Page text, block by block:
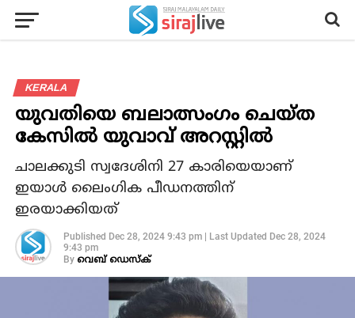
KERALA
യുവതിയെ ബലാത്സംഗം ചെയ്ത
കേസില്‍ യുവാവ് അറസ്റ്റില്‍
ചാലക്കുടി സ്വദേശിനി 27 കാരിയെയാണ്
ഇയാള്‍ ലൈംഗിക പീഡനത്തിന്
ഇരയാക്കിയത്
Published Dec 28, 2024 9:43 pm| Last Updated Dec 28, 2024
9:43 pm
By വെബ് ഡെസ്‌ക്